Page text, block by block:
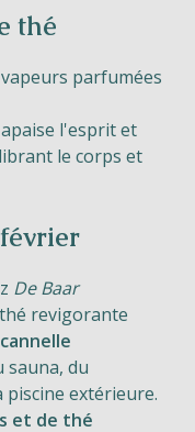
thé
parfumées
l'esprit et
le corps et
De Baar
thé revigorante
sauna, du
extérieure.
et de thé